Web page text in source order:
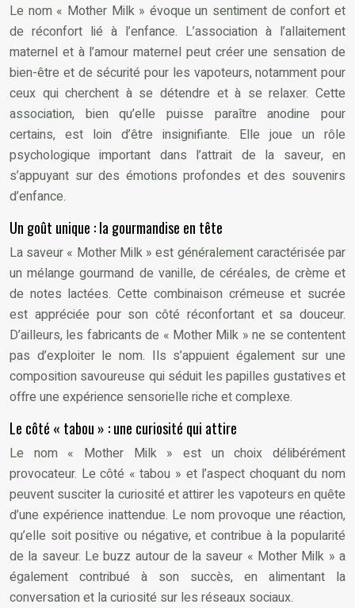
Le nom « Mother Milk » évoque un sentiment de confort et
de réconfort lié à l’enfance. L’association à l’allaitement
maternel et à l’amour maternel peut créer une sensation de
bien-être et de sécurité pour les vapoteurs, notamment pour
ceux qui cherchent à se détendre et à se relaxer. Cette
association, bien qu’elle puisse paraître anodine pour
certains, est loin d’être insignifiante. Elle joue un rôle
psychologique important dans l’attrait de la saveur, en
s’appuyant sur des émotions profondes et des souvenirs
d’enfance.
Un goût unique : la gourmandise en tête
La saveur « Mother Milk » est généralement caractérisée par
un mélange gourmand de vanille, de céréales, de crème et
de notes lactées. Cette combinaison crémeuse et sucrée
est appréciée pour son côté réconfortant et sa douceur.
D’ailleurs, les fabricants de « Mother Milk » ne se contentent
pas d’exploiter le nom. Ils s’appuient également sur une
composition savoureuse qui séduit les papilles gustatives et
offre une expérience sensorielle riche et complexe.
Le côté « tabou » : une curiosité qui attire
Le nom « Mother Milk » est un choix délibérément
provocateur. Le côté « tabou » et l’aspect choquant du nom
peuvent susciter la curiosité et attirer les vapoteurs en quête
d’une expérience inattendue. Le nom provoque une réaction,
qu’elle soit positive ou négative, et contribue à la popularité
de la saveur. Le buzz autour de la saveur « Mother Milk » a
également contribué à son succès, en alimentant la
conversation et la curiosité sur les réseaux sociaux.